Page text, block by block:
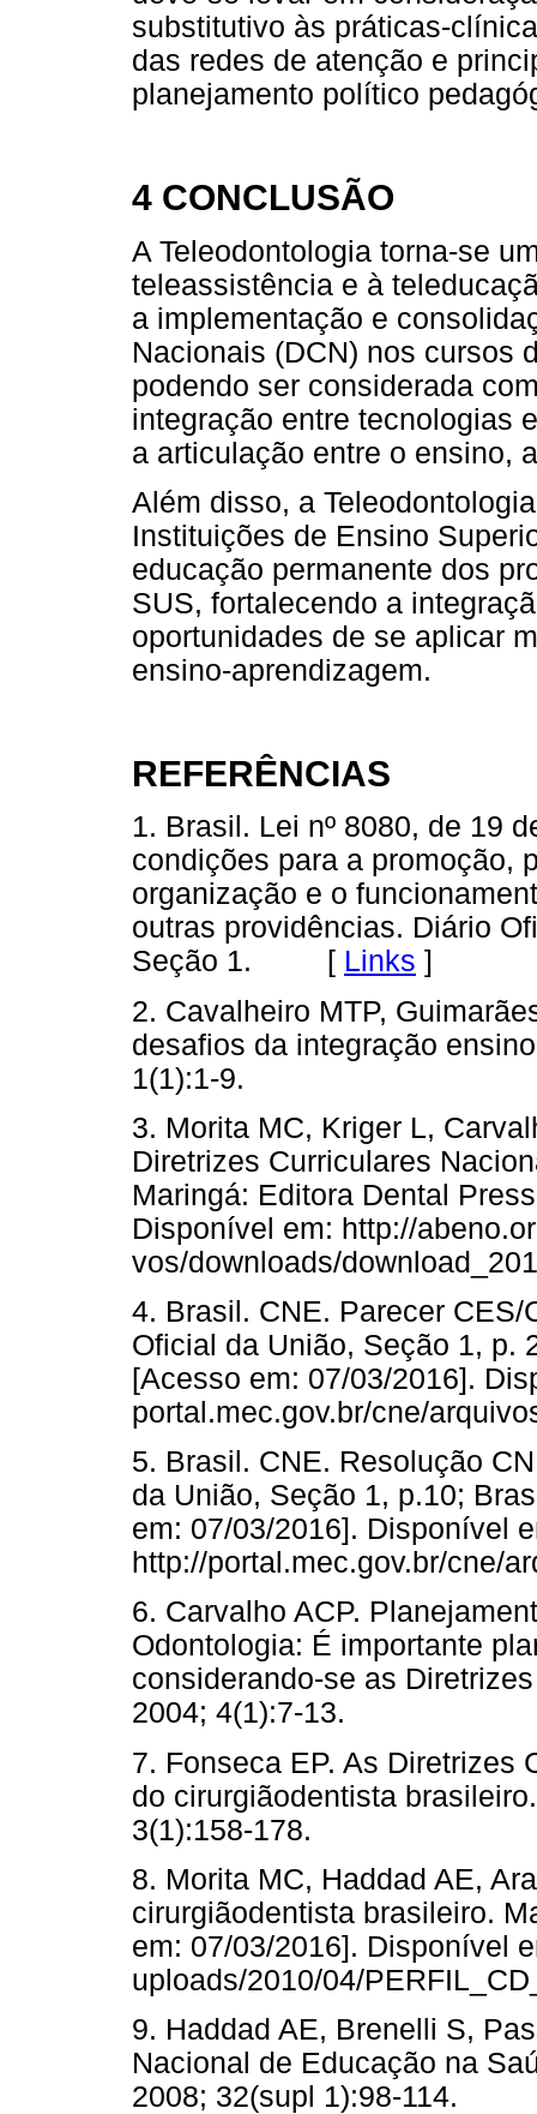
substitutivo às práticas-
das redes de atenção e
planejamento político
4 CONCLUSÃO
A Teleodontologia torna-se
teleassistência e à
a implementação e
Nacionais (DCN) nos cursos
podendo ser considerada
integração entre tecnologias
a articulação entre o ensino,
Além disso, a
Instituições de Ensino
educação permanente dos
SUS, fortalecendo a
oportunidades de se aplicar
ensino-aprendizagem.
REFERÊNCIAS
1. Brasil. Lei nº 8080, de 19
condições para a promoção,
organização e o
outras providências. Diário
Seção 1. [ Links ]
2. Cavalheiro MTP,
desafios da integração
1(1):1-9.
3. Morita MC, Kriger L,
Diretrizes Curriculares
Maringá: Editora Dental
Disponível em: http://
vos/downloads/
4. Brasil. CNE. Parecer
Oficial da União, Seção 1, p.
[Acesso em: 07/03/2016].
portal.mec.gov.br/cne/
5. Brasil. CNE. Resolução
da União, Seção 1, p.10;
em: 07/03/2016]. Disponível
http://portal.mec.gov.br/cne/
6. Carvalho ACP.
Odontologia: É importante
considerando-se as
2004; 4(1):7-13.
7. Fonseca EP. As Diretrizes
do cirurgiãodentista
3(1):158-178.
8. Morita MC, Haddad AE,
cirurgiãodentista brasileiro.
em: 07/03/2016]. Disponível
uploads/2010/04/
9. Haddad AE, Brenelli S,
Nacional de Educação na
2008; 32(supl 1):98-114.